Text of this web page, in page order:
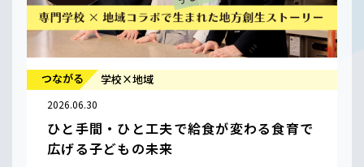
つながる 学校×地域
2026.06.30
ひと手間・ひと工夫で給食が変わる食育で
広げる子どもの未来